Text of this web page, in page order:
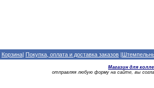
Корзина| Покупка, оплата и доставка заказов |
Магазин для
отправляя любую форму на сайте, вы